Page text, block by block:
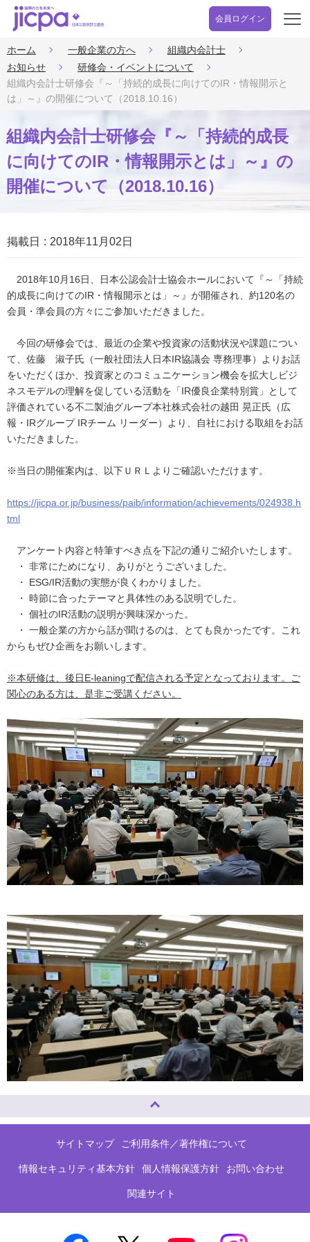
会員ログイン
開
ホーム 一般企業の方へ
組織内会計士
お知らせ
研修会・イベントについて
組織内会計士研修会『～「持続的成長に向けてのIR・情報開示と
は」～』の開催について（2018.10.16）
組織内会計士研修会『～「持続的成長
に向けてのIR・情報開示とは」～』の
開催について（2018.10.16）
掲載日 2018年11月02日
2018年10月16日、日本公認会計士協会ホールにおいて『～「持続
的成長に向けてのIR・情報開示とは」～』が開催され、約120名の
会員・準会員の方々にご参加いただきました。
今回の研修会では、最近の企業や投資家の活動状況や課題につい
て、佐藤 淑子氏（一般社団法人日本IR協議会 専務理事）よりお話
をいただくほか、投資家とのコミュニケーション機会を拡大しビジ
ネスモデルの理解を促している活動を「IR優良企業特別賞」として
評価されている不二製油グループ本社株式会社の越田 晃正氏（広
報・IRグループ IRチーム リーダー）より、自社における取組をお話
いただきました。
※当日の開催案内は、以下ＵＲＬよりご確認いただけます。
https://jicpa.or.jp/business/paib/information/achievements/024938.h
tml
アンケート内容と特筆すべき点を下記の通りご紹介いたします。
・ 非常にためになり、ありがとうございました。
・ ESG/IR活動の実態が良くわかりました。
・ 時節に合ったテーマと具体性のある説明でした。
・ 個社のIR活動の説明が興味深かった。
・ 一般企業の方から話が聞けるのは、とても良かったです。これ
からもぜひ企画をお願いします。
※本研修は、後日E-leaningで配信される予定となっております。ご
関心のある方は、是非ご受講ください。
サイトマップ ご利用条件／著作権について
情報セキュリティ基本方針 個人情報保護方針 お問い合わせ
関連サイト